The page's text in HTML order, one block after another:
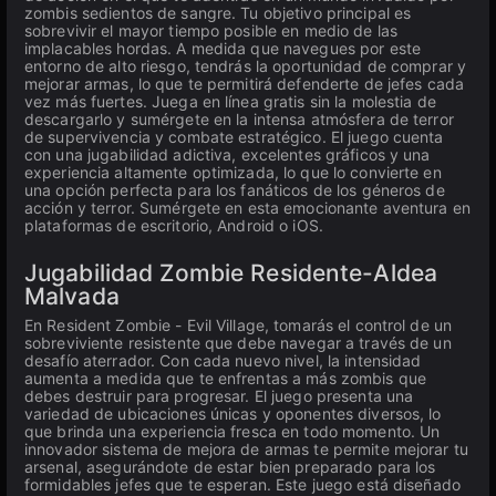
zombis sedientos de sangre. Tu objetivo principal es
sobrevivir el mayor tiempo posible en medio de las
implacables hordas. A medida que navegues por este
entorno de alto riesgo, tendrás la oportunidad de comprar y
mejorar armas, lo que te permitirá defenderte de jefes cada
vez más fuertes. Juega en línea gratis sin la molestia de
descargarlo y sumérgete en la intensa atmósfera de terror
de supervivencia y combate estratégico. El juego cuenta
con una jugabilidad adictiva, excelentes gráficos y una
experiencia altamente optimizada, lo que lo convierte en
una opción perfecta para los fanáticos de los géneros de
acción y terror. Sumérgete en esta emocionante aventura en
plataformas de escritorio, Android o iOS.
Jugabilidad Zombie Residente-Aldea
Malvada
En Resident Zombie - Evil Village, tomarás el control de un
sobreviviente resistente que debe navegar a través de un
desafío aterrador. Con cada nuevo nivel, la intensidad
aumenta a medida que te enfrentas a más zombis que
debes destruir para progresar. El juego presenta una
variedad de ubicaciones únicas y oponentes diversos, lo
que brinda una experiencia fresca en todo momento. Un
innovador sistema de mejora de armas te permite mejorar tu
arsenal, asegurándote de estar bien preparado para los
formidables jefes que te esperan. Este juego está diseñado